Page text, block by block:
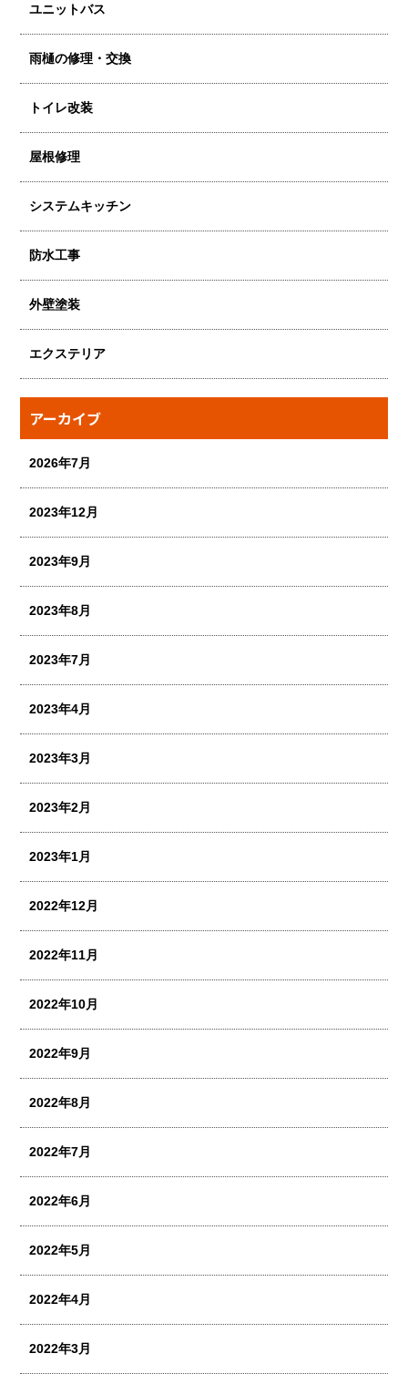
ユニットバス
雨樋の修理・交換
トイレ改装
屋根修理
システムキッチン
防水工事
外壁塗装
エクステリア
アーカイブ
2026年7月
2023年12月
2023年9月
2023年8月
2023年7月
2023年4月
2023年3月
2023年2月
2023年1月
2022年12月
2022年11月
2022年10月
2022年9月
2022年8月
2022年7月
2022年6月
2022年5月
2022年4月
2022年3月